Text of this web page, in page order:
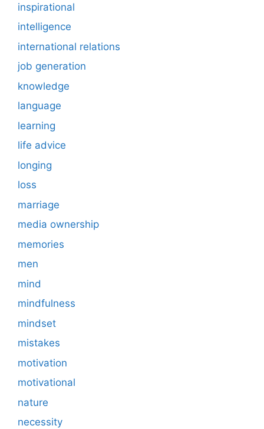
inspirational
intelligence
international relations
job generation
knowledge
language
learning
life advice
longing
loss
marriage
media ownership
memories
men
mind
mindfulness
mindset
mistakes
motivation
motivational
nature
necessity